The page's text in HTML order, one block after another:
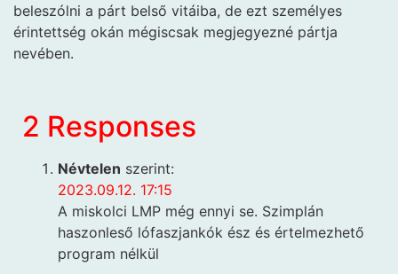
beleszólni a párt belső vitáiba, de ezt személyes
érintettség okán mégiscsak megjegyezné pártja
nevében.
2 Responses
Névtelen szerint:
2023.09.12. 17:15
A miskolci LMP még ennyi se. Szimplán
haszonleső lófaszjankók ész és értelmezhető
program nélkül